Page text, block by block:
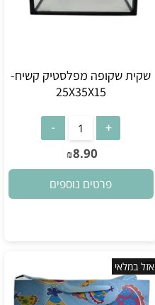
שקית שקופה מפלסטיק קשיח-
25X35X15
₪8.90
פרטים נוספים
אזל במלאי